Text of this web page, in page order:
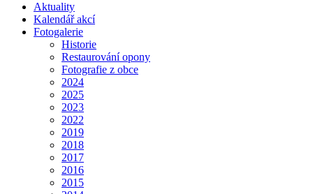
Aktuality
Kalendář akcí
Fotogalerie
Historie
Restaurování opony
Fotografie z obce
2024
2025
2023
2022
2019
2018
2017
2016
2015